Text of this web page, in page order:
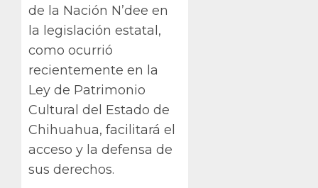
de la Nación N’dee en
la legislación estatal,
como ocurrió
recientemente en la
Ley de Patrimonio
Cultural del Estado de
Chihuahua, facilitará el
acceso y la defensa de
sus derechos.